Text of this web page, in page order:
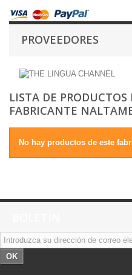
PROVEEDORES
LISTA DE PRODUCTOS
FABRICANTE
No hay productos de este
OK